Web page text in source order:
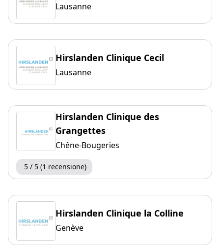
Lausanne
Hirslanden Clinique Cecil
Lausanne
Hirslanden Clinique des
Grangettes
Chêne-Bougeries
5 / 5 (1 recensione)
Hirslanden Clinique la Colline
Genève